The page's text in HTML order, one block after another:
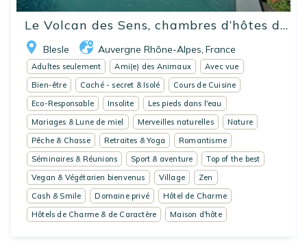
Le Volcan des Sens, chambres d’hôtes d...
Blesle Auvergne Rhône-Alpes France
Adultes seulement Ami(e) des Animaux
Avec vue
Bien-être
Caché - secret & Isolé
Cours de Cuisine
Eco-Responsable
Insolite
Les pieds dans l'eau
Mariages & Lune de miel
Merveilles naturelles
Nature
Pêche & Chasse
Retraites & Yoga
Romantisme
Séminaires & Réunions
Sport & aventure
Top of the best
Vegan & Végétarien bienvenus
Village
Zen
Cash & Smile
Domaine privé
Hôtel de Charme
Hôtels de Charme & de Caractère
Maison d'hôte